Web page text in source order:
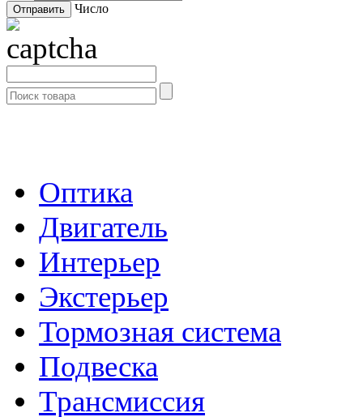
Число
Оптика
Двигатель
Интерьер
Экстерьер
Тормозная система
Подвеска
Трансмиссия